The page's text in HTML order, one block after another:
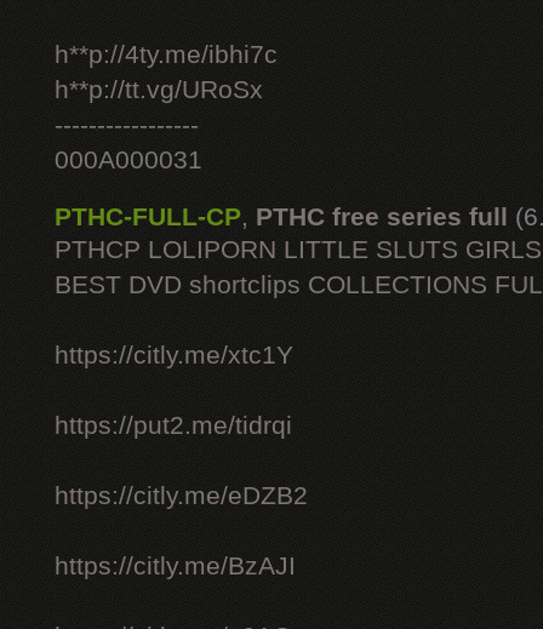
h**p://4ty.me/ibhi7c
h**p://tt.vg/URoSx
-----------------
000A000031
PTHC-FULL-CP, PTHC free series full
PTHCP LOLIPORN LITTLE SLUTS
BEST DVD shortclips COLLECTIONS
https://citly.me/xtc1Y
https://put2.me/tidrqi
https://citly.me/eDZB2
https://citly.me/BzAJI